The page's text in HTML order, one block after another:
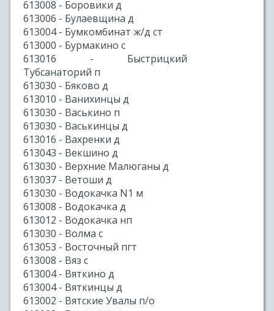
613008 - Боровики д
613006 - Булаевщина д
613004 - Бумкомбинат ж/д ст
613000 - Бурмакино с
613016 - Быстрицкий
Тубсанаторий п
613030 - Бяково д
613010 - Ванихинцы д
613030 - Васькино п
613030 - Васькинцы д
613016 - Вахренки д
613043 - Векшино д
613030 - Верхние Малюганы д
613037 - Ветоши д
613030 - Водокачка N1 м
613008 - Водокачка д
613012 - Водокачка нп
613030 - Волма с
613053 - Восточный пгт
613008 - Вяз с
613004 - Вяткино д
613004 - Вяткинцы д
613002 - Вятские Увалы п/о